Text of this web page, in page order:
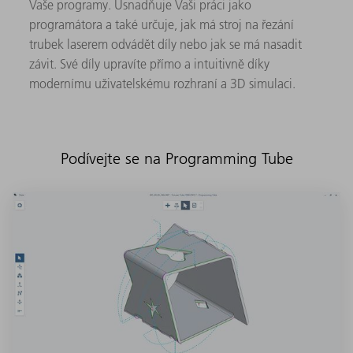
Vaše programy. Usnadňuje Vaši práci jako
programátora a také určuje, jak má stroj na řezání
trubek laserem odvádět díly nebo jak se má nasadit
závit. Své díly upravíte přímo a intuitivně díky
modernímu uživatelskému rozhraní a 3D simulaci.
Podívejte se na Programming Tube